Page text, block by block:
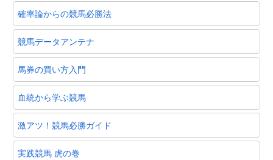
確率論からの競馬必勝法
競馬データアンテナ
馬券の買い方入門
血統から学ぶ競馬
激アツ！競馬必勝ガイド
実践競馬 虎の巻